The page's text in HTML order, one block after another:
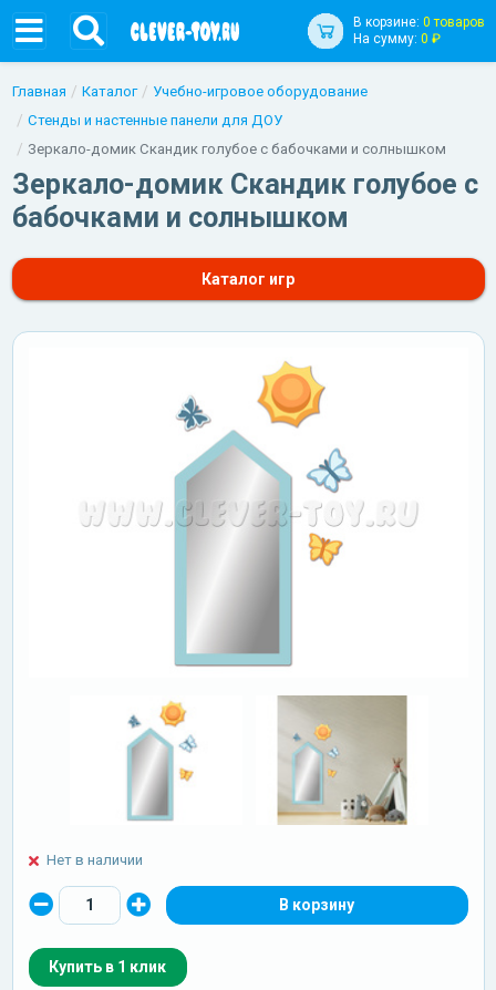
В корзине: 0 товаров
На сумму: 0 ₽
Главная Каталог
Учебно-игровое оборудование
Стенды и настенные панели для ДОУ
Зеркало-домик Скандик голубое с бабочками и солнышком
Зеркало-домик Скандик голубое с
бабочками и солнышком
Каталог игр
Нет в наличии
Купить в 1 клик